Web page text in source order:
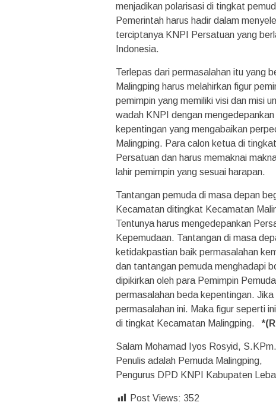
menjadikan polarisasi di tingkat
Pemerintah harus hadir dalam
terciptanya KNPI Persatuan yang
Indonesia.
Terlepas dari permasalahan itu yang
Malingping harus melahirkan figur
pemimpin yang memiliki visi dan misi
wadah KNPI dengan
kepentingan yang mengabaikan
Malingping. Para calon ketua di
Persatuan dan harus memaknai
lahir pemimpin yang sesuai harapan.
Tantangan pemuda di masa depan
Kecamatan ditingkat Kecamatan
Tentunya harus mengedepankan
Kepemudaan. Tantangan di masa
ketidakpastian baik permasalahan
dan tantangan pemuda menghadapi
dipikirkan oleh para Pemimpin
permasalahan beda kepentingan.
permasalahan ini. Maka figur seperti
di tingkat Kecamatan Malingping.
Salam Mohamad Iyos Rosyid,
Penulis adalah Pemuda Malingping,
Pengurus DPD KNPI Kabupaten
Post Views: 352